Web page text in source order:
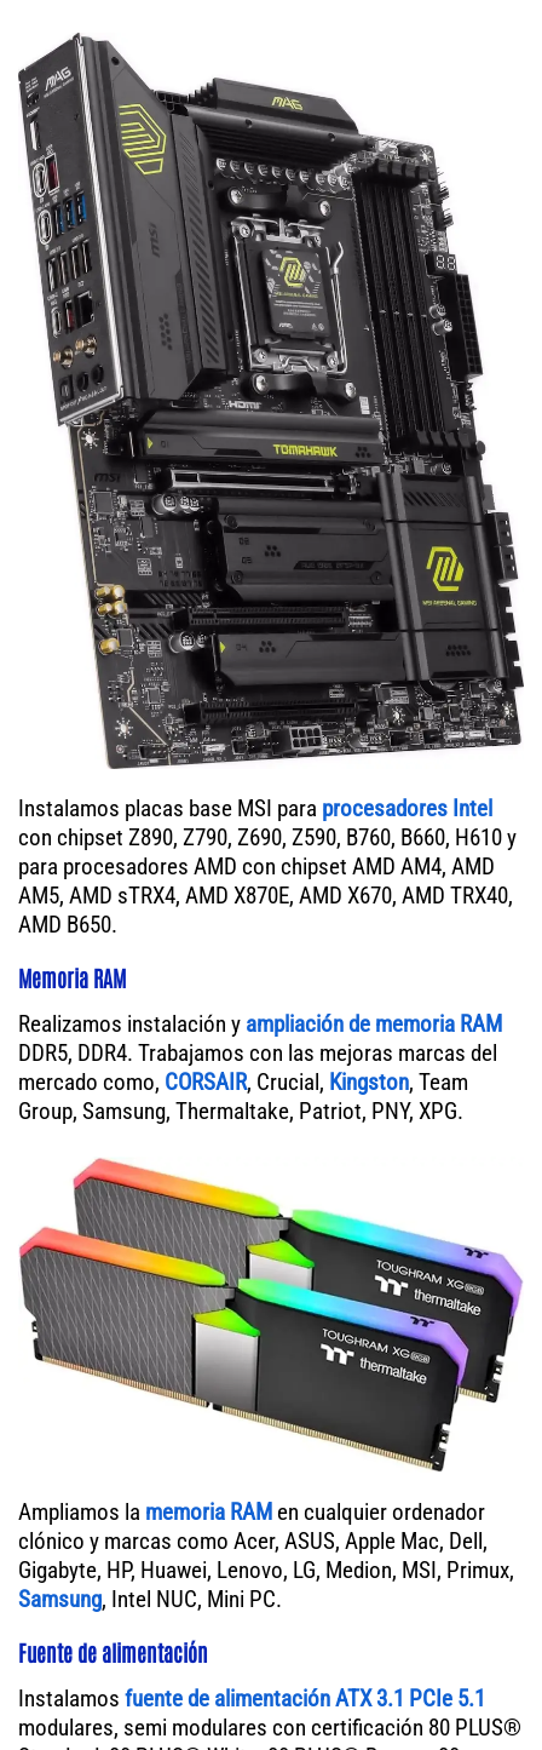
Instalamos placas base MSI para procesadores Intel
con chipset Z890, Z790, Z690, Z590, B760, B660, H610 y
para procesadores AMD con chipset AMD AM4, AMD
AM5, AMD sTRX4, AMD X870E, AMD X670, AMD TRX40,
AMD B650.
Memoria RAM
Realizamos instalación y ampliación de memoria RAM
DDR5, DDR4. Trabajamos con las mejoras marcas del
mercado como, CORSAIR, Crucial, Kingston, Team
Group, Samsung, Thermaltake, Patriot, PNY, XPG.
Ampliamos la memoria RAM en cualquier ordenador
clónico y marcas como Acer, ASUS, Apple Mac, Dell,
Gigabyte, HP, Huawei, Lenovo, LG, Medion, MSI, Primux,
Samsung, Intel NUC, Mini PC.
Fuente de alimentación
Instalamos fuente de alimentación ATX 3.1 PCIe 5.1
modulares, semi modulares con certificación 80 PLUS®